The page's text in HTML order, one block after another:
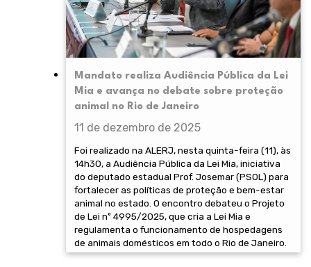
Mandato realiza Audiência Pública da Lei
Mia e avança no debate sobre proteção
animal no Rio de Janeiro
11 de dezembro de 2025
Foi realizado na ALERJ, nesta quinta-feira (11), às
14h30, a Audiência Pública da Lei Mia, iniciativa
do deputado estadual Prof. Josemar (PSOL) para
fortalecer as políticas de proteção e bem-estar
animal no estado. O encontro debateu o Projeto
de Lei nº 4995/2025, que cria a Lei Mia e
regulamenta o funcionamento de hospedagens
de animais domésticos em todo o Rio de Janeiro.